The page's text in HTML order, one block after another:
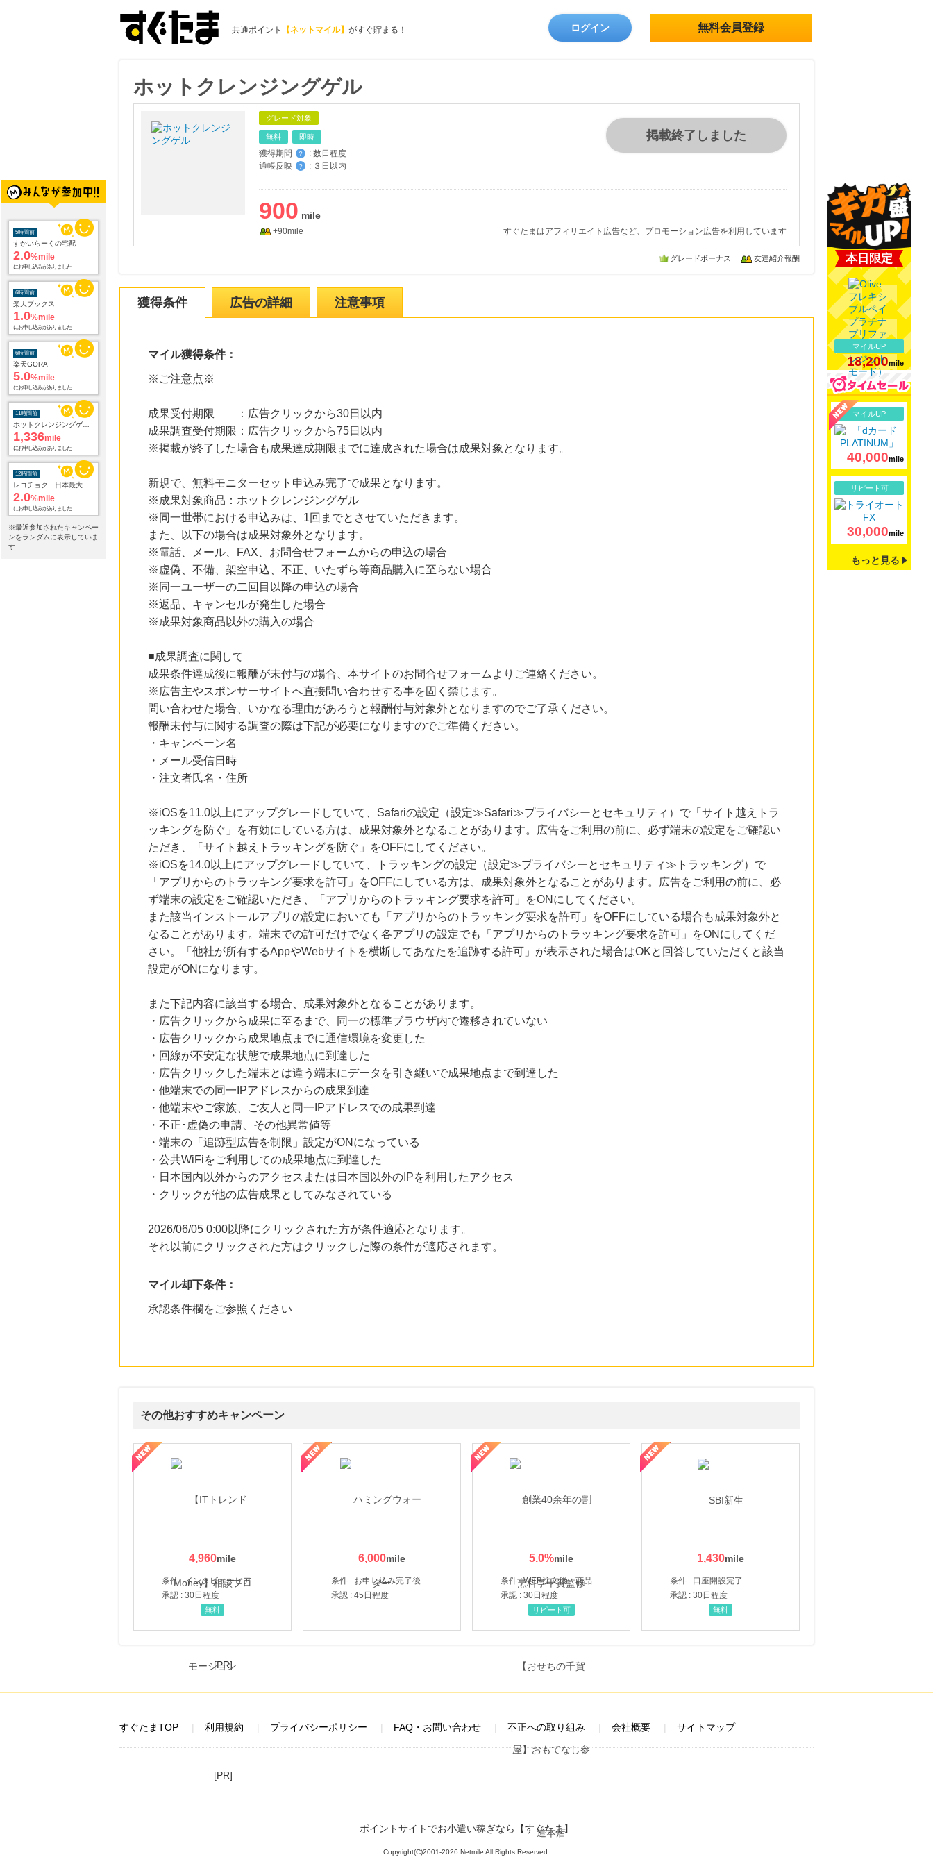
共通ポイント 【ネットマイル】 がすぐ貯まる！ ログイン 無料会員登録
5時間前
すかいらーくの宅配
2.0%mile
にお申し込みがありました
6時間前
楽天ブックス
1.0%mile
にお申し込みがありました
6時間前
楽天GORA
5.0%mile
にお申し込みがありました
11時間前
1,336mile
にお申し込みがありました
12時間前
2.0%mile
にお申し込みがありました
12時間前
※最近参加されたキャンペー
ンをランダムに表示していま
す
ホットクレンジングゲル
グレード対象
無料 即時
獲得期間 ？ : 数日程度
通帳反映
？ : ３日以内
掲載終了しました
900
+90mile すぐたまはアフィリエイト広告など、プロモーション広告を利用しています
グレードボーナス 友達紹介報酬
獲得条件 広告の詳細 注意事項
マイル獲得条件：
※ご注意点※
成果受付期限 ：広告クリックから30日以内
成果調査受付期限：広告クリックから75日以内
※掲載が終了した場合も成果達成期限までに達成された場合は成果対象となります。
新規で、無料モニターセット申込み完了で成果となります。
※成果対象商品：ホットクレンジングゲル
※同一世帯における申込みは、1回までとさせていただきます。
また、以下の場合は成果対象外となります。
※電話、メール、FAX、お問合せフォームからの申込の場合
※虚偽、不備、架空申込、不正、いたずら等商品購入に至らない場合
※同一ユーザーの二回目以降の申込の場合
※返品、キャンセルが発生した場合
※成果対象商品以外の購入の場合
■成果調査に関して
成果条件達成後に報酬が未付与の場合、本サイトのお問合せフォームよりご連絡ください。
※広告主やスポンサーサイトへ直接問い合わせする事を固く禁じます。
問い合わせた場合、いかなる理由があろうと報酬付与対象外となりますのでご了承ください。
報酬未付与に関する調査の際は下記が必要になりますのでご準備ください。
・キャンペーン名
・メール受信日時
・注文者氏名・住所
※iOSを11.0以上にアップグレードしていて、Safariの設定（設定≫Safari≫プライバシーとセキュリティ）で「サイト越えトラ
ッキングを防ぐ」を有効にしている方は、成果対象外となることがあります。広告をご利用の前に、必ず端末の設定をご確認い
ただき、「サイト越えトラッキングを防ぐ」をOFFにしてください。
※iOSを14.0以上にアップグレードしていて、トラッキングの設定（設定≫プライバシーとセキュリティ≫トラッキング）で
「アプリからのトラッキング要求を許可」をOFFにしている方は、成果対象外となることがあります。広告をご利用の前に、必
ず端末の設定をご確認いただき、「アプリからのトラッキング要求を許可」をONにしてください。
また該当インストールアプリの設定においても「アプリからのトラッキング要求を許可」をOFFにしている場合も成果対象外と
なることがあります。端末での許可だけでなく各アプリの設定でも「アプリからのトラッキング要求を許可」をONにしてくだ
さい。「他社が所有するAppやWebサイトを横断してあなたを追跡する許可」が表示された場合はOKと回答していただくと該当
設定がONになります。
また下記内容に該当する場合、成果対象外となることがあります。
・広告クリックから成果に至るまで、同一の標準ブラウザ内で遷移されていない
・広告クリックから成果地点までに通信環境を変更した
・回線が不安定な状態で成果地点に到達した
・広告クリックした端末とは違う端末にデータを引き継いで成果地点まで到達した
・他端末での同一IPアドレスからの成果到達
・他端末やご家族、ご友人と同一IPアドレスでの成果到達
・不正･虚偽の申請、その他異常値等
・端末の「追跡型広告を制限」設定がONになっている
・公共WiFiをご利用しての成果地点に到達した
・日本国内以外からのアクセスまたは日本国以外のIPを利用したアクセス
・クリックが他の広告成果としてみなされている
2026/06/05 0:00以降にクリックされた方が条件適応となります。
それ以前にクリックされた方はクリックした際の条件が適応されます。
マイル却下条件：
承認条件欄をご参照ください
その他おすすめキャンペーン
4,960
条件 : インタビューヒアリング完了
承認 : 30日程度
無料
6,000
条件 : お申し込み完了後、決済登録完了と1ヶ月以内のサーバー初回設置。
承認 : 45日程度
5.0%
条件 : WEB注文後、商品受け取り+入金確認時点
承認 : 30日程度
創業40余年の割烹料亭千賀監修【おせちの千賀屋】おもてなし参道本店
リピート可
1,430
条件 : 口座開設完了
承認 : 30日程度
SBI新生銀行「口座開設」
無料
本日限定
マイルUP
18,200mile
マイルUP
40,000mile
リピート可
30,000mile
もっと見る
[PR]
すぐたまTOP 利用規約 プライバシーポリシー FAQ・お問い合わせ 不正への取り組み 会社概要 サイトマップ
[PR]
ポイントサイトでお小遣い稼ぎなら【すぐたま】
Copyright(C)2001-2026 Netmile All Rights Reserved.